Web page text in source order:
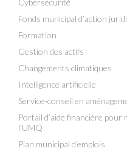
Cybersécurité
Fonds municipal d’action
Formation
Gestion des actifs
Changements climatiques
Intelligence artificielle
Service-conseil en
Portail d’aide financière pour
l’UMQ
Plan municipal d’emplois